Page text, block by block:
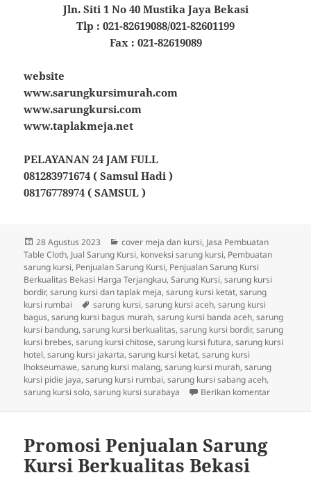
Jln. Siti 1 No 40 Mustika Jaya Bekasi
Tlp : 021-82619088/021-82601199
Fax : 021-82619089
website
www.sarungkursimurah.com
www.sarungkursi.com
www.taplakmeja.net
PELAYANAN 24 JAM FULL
081283971674 ( Samsul Hadi )
08176778974 ( SAMSUL )
Diposkan
pada
28 Agustus 2023 Kategori
cover meja dan kursi, Jasa Pembuatan
Table Cloth, Jual Sarung Kursi, konveksi sarung kursi, Pembuatan
sarung kursi, Penjualan Sarung Kursi, Penjualan Sarung Kursi
Berkualitas Bekasi Harga Terjangkau,Sarung Kursi,sarung kursi
bordir,sarung kursi dan taplak meja,sarung kursi ketat,sarung
kursi rumbai
Tag
sarung kursi,sarung kursi aceh,sarung kursi
bagus,sarung kursi bagus murah,sarung kursi banda aceh,sarung
kursi bandung,sarung kursi berkualitas,sarung kursi bordir,sarung
kursi brebes,sarung kursi chitose,sarung kursi futura,sarung kursi
hotel,sarung kursi jakarta,sarung kursi ketat,sarung kursi
lhokseumawe,sarung kursi malang,sarung kursi murah,sarung
kursi pidie jaya,sarung kursi rumbai,sarung kursi sabang aceh,
sarung kursi solo,sarung kursi surabaya Berikan komentaruntuk
Promosi Penjualan Sarung
Kursi Berkualitas Bekasi